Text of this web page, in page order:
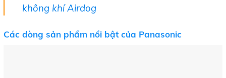
không khí Airdog
Các dòng sản phẩm nổi bật của Panasonic